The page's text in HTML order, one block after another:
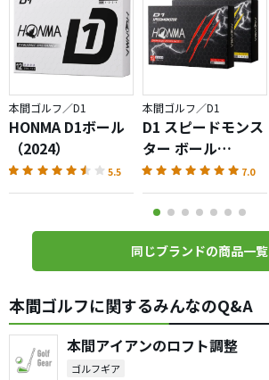
本間ゴルフ／D1
HONMA D1ボール
（2024）
5.5
本間ゴルフ／D1
D1 スピードモンス
ター ボール
（2023）
7.0
同じブランドの商品一覧
本間ゴルフに関するみんなのQ&A
本間アイアンのロフト調整
ゴルフギア